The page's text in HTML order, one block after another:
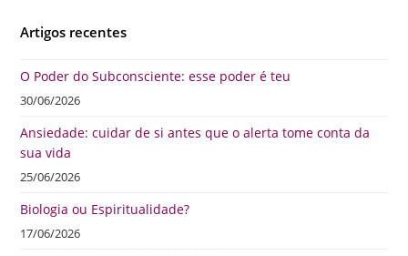
Artigos recentes
O Poder do Subconsciente: esse poder é teu
30/06/2026
Ansiedade: cuidar de si antes que o alerta tome conta da
sua vida
25/06/2026
Biologia ou Espiritualidade?
17/06/2026